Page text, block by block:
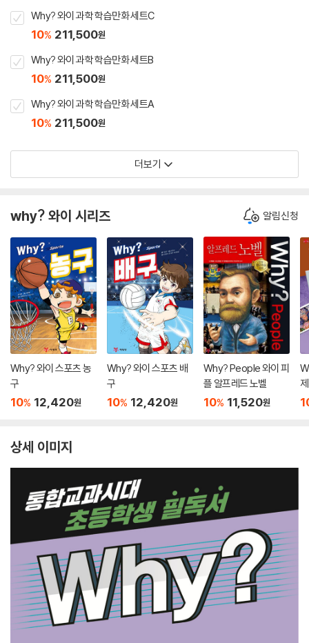
Why? 와이 과학 학습만화 세트C
10% 211,500원
Why? 와이 과학 학습만화 세트B
10% 211,500원
Why? 와이 과학 학습만화 세트A
10% 211,500원
더보기
why? 와이 시리즈 알림신청
Why? 와이 스포츠 농
구
10% 12,420원
Why? 와이 스포츠 배
구
10% 12,420원
Why? People 와이 피
플 알프레드 노벨
10% 11,520원
제
상세 이미지